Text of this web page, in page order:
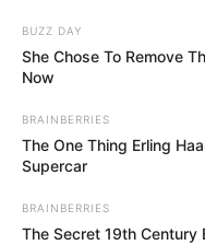
BUZZ DAY
She Chose To Remove
Now
BRAINBERRIES
The One Thing Erling
Supercar
BRAINBERRIES
The Secret 19th Century